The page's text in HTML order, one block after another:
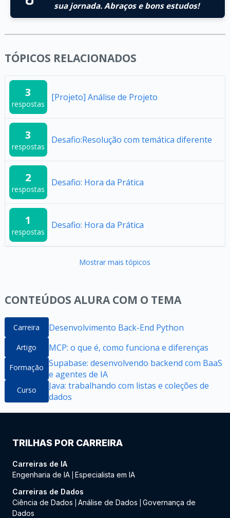
sua jornada. Abraços e bons estudos!
TÓPICOS RELACIONADOS
3
respostas
[Projeto] Análise de Projeto
3
respostas
Desafio:Resolução com temática diferente
2
respostas
Desafio: Hora da Prática
1
respostas
Desafio: Hora da Prática
Mostrar mais tópicos
CONTEÚDOS ALURA COM O TEMA
Carreira Desenvolvimento Back-End Python
Artigo MCP: o que é, como funciona e diferenças
Formação Supabase: desenvolvendo backend com BaaS
e agentes de IA
Curso
Java: trabalhando com listas e coleções de
dados
TRILHAS POR CARREIRA
Carreiras de IA
Engenharia de IA Especialista em IA
Carreiras de Dados
Ciência de Dados
Análise de Dados
Governança de
Dados